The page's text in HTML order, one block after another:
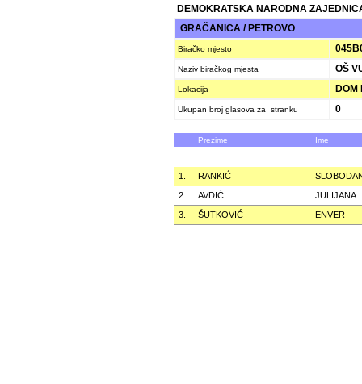
DEMOKRATSKA NARODNA
GRAČANICA / PETROVO
Biračko mjesto
Naziv biračkog mjesta OŠ
Lokacija DOM
Ukupan broj glasova za stranku 0
Prezime Ime
1. RANKIĆ
2.
AVDIĆ
JULIJANA
3.
ŠUTKOVIĆ ENVER